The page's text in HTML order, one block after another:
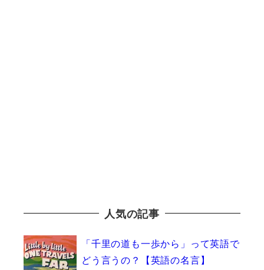
人気の記事
「千里の道も一歩から」って英語で
どう言うの？【英語の名言】